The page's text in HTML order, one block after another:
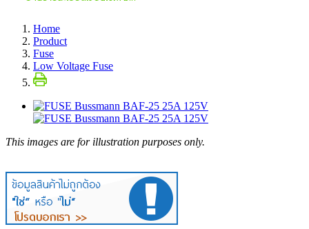
Home
Product
Fuse
Low Voltage Fuse
This images are for illustration purposes only.